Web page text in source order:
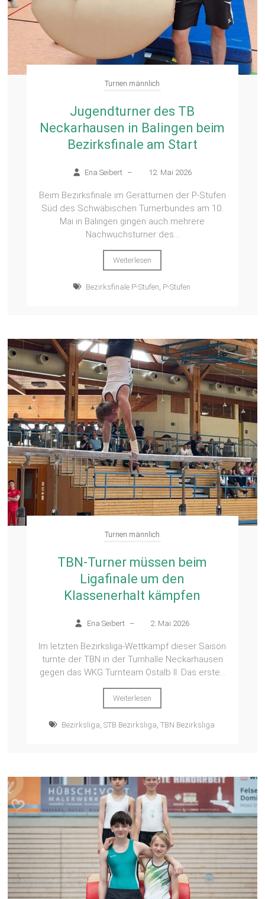
Turnen männlich
Jugendturner des TB
Neckarhausen in Balingen beim
Bezirksfinale am Start
Ena Seibert – 12. Mai 2026
Beim Bezirksfinale im Gerätturnen der P-Stufen
Süd des Schwäbischen Turnerbundes am 10.
Mai in Balingen gingen auch mehrere
Nachwuchsturner des...
Weiterlesen
Bezirksfinale P-Stufen P-Stufen
Turnen männlich
TBN-Turner müssen beim
Ligafinale um den
Klassenerhalt kämpfen
Ena Seibert – 2. Mai 2026
Im letzten Bezirksliga-Wettkampf dieser Saison
turnte der TBN in der Turnhalle Neckarhausen
gegen das WKG Turnteam Ostalb II. Das erste...
Weiterlesen
Bezirksliga,STB Bezirksliga,TBN Bezirksliga